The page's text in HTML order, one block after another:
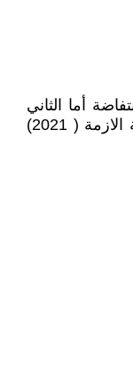
على ان الأمر يتعلق بانتفاضة أما الثاني
فعنوانه : الربيع العربي والمخاتلة في الدين والسياسة (1013 ) وكان معنيا بوجه خاص بكشف الغطاء عن الإسلام السياسي ومخاتلاته والثالث هو الموسوم بسياسة الازمة ( 2021)